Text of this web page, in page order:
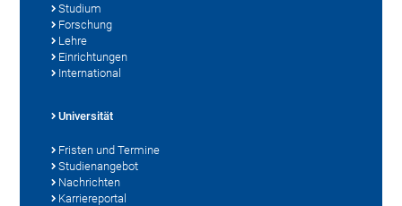
Studium
Forschung
Lehre
Einrichtungen
International
Universität
Fristen und Termine
Studienangebot
Nachrichten
Karriereportal